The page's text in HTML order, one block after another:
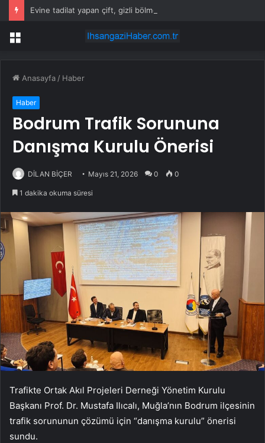
Menü
Anasayfa / Haber
Haber
Bodrum Trafik Sorununa
Danışma Kurulu Önerisi
DİLAN BİÇER Mayıs 21, 2026 0 0
1 dakika okuma süresi
Trafikte Ortak Akıl Projeleri Derneği Yönetim Kurulu
Başkanı Prof. Dr. Mustafa Ilıcalı, Muğla’nın Bodrum ilçesinin
trafik sorununun çözümü için “danışma kurulu” önerisi
sundu.